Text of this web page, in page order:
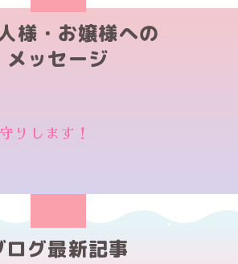
様・お嬢様への
メッセージ
りします！
ログ最新記事